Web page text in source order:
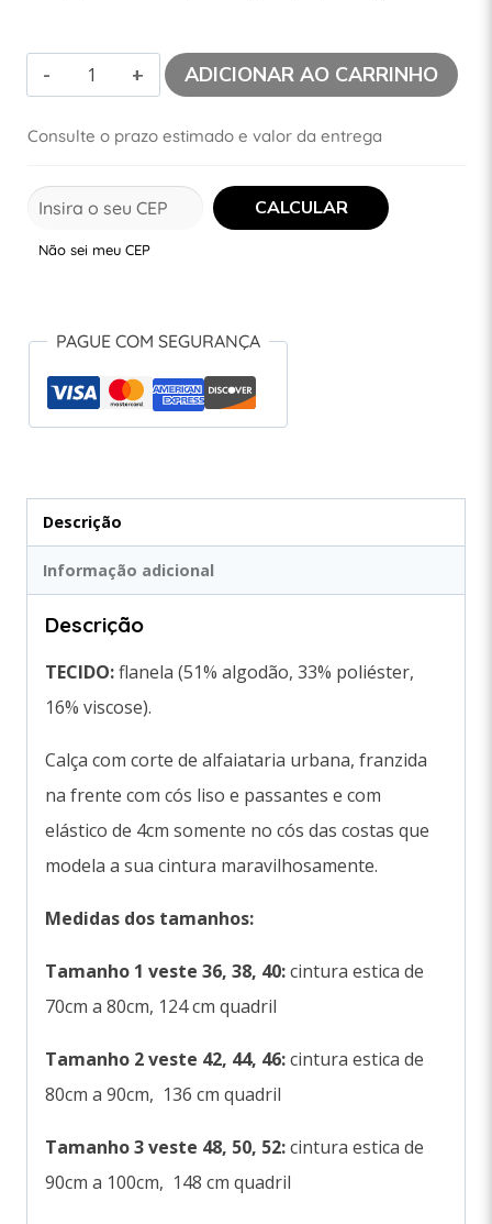
ADICIONAR AO CARRINHO
Consulte o prazo estimado e valor da entrega
Não sei meu CEP
PAGUE COM SEGURANÇA
Descrição
Informação adicional
Descrição
TECIDO:flanela (51% algodão, 33% poliéster,
16% viscose).
Calça com corte de alfaiataria urbana, franzida
na frente com cós liso e passantes e com
elástico de 4cm somente no cós das costas que
modela a sua cintura maravilhosamente.
Medidas dos tamanhos:
Tamanho 1 veste 36, 38, 40:cintura estica de
70cm a 80cm, 124 cm quadril
Tamanho 2 veste 42, 44, 46:cintura estica de
80cm a 90cm, 136 cm quadril
Tamanho 3 veste 48, 50, 52:cintura estica de
90cm a 100cm, 148 cm quadril